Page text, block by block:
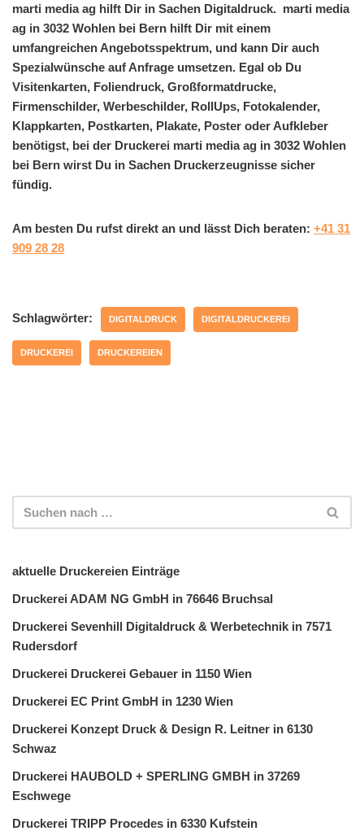
marti media ag hilft Dir in Sachen Digitaldruck. marti media
ag in 3032 Wohlen bei Bern hilft Dir mit einem
umfangreichen Angebotsspektrum, und kann Dir auch
Spezialwünsche auf Anfrage umsetzen. Egal ob Du
Visitenkarten, Foliendruck, Großformatdrucke,
Firmenschilder, Werbeschilder, RollUps, Fotokalender,
Klappkarten, Postkarten, Plakate, Poster oder Aufkleber
benötigst, bei der Druckerei marti media ag in 3032 Wohlen
bei Bern wirst Du in Sachen Druckerzeugnisse sicher
fündig.
Am besten Du rufst direkt an und lässt Dich beraten: +41 31
909 28 28
Schlagwörter: DIGITALDRUCK DIGITALDRUCKEREI
DRUCKEREI DRUCKEREIEN
aktuelle Druckereien Einträge
Druckerei ADAM NG GmbH in 76646 Bruchsal
Druckerei Sevenhill Digitaldruck & Werbetechnik in 7571
Rudersdorf
Druckerei Druckerei Gebauer in 1150 Wien
Druckerei EC Print GmbH in 1230 Wien
Druckerei Konzept Druck & Design R. Leitner in 6130
Schwaz
Druckerei HAUBOLD + SPERLING GMBH in 37269
Eschwege
Druckerei TRIPP Procedes in 6330 Kufstein